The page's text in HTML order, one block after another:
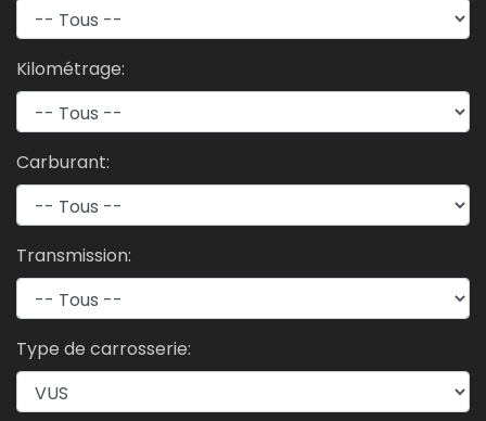
Kilométrage:
Carburant:
Transmission:
Type de carrosserie: